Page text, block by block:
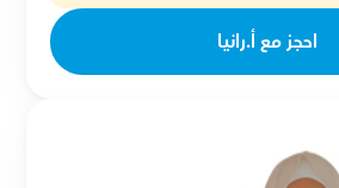
احجز مع أ.رانيا